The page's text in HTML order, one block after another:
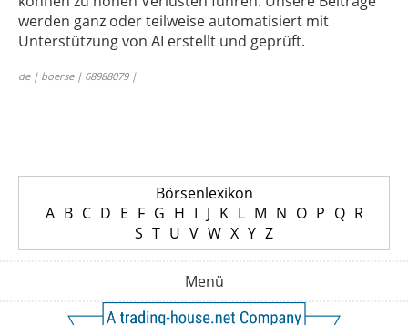
werden ganz oder teilweise automatisiert mit
Unterstützung von AI erstellt und geprüft.
de | boerse | 68988079 |
Börsenlexikon
A B C D E F G H I J K L M N O P Q R
S T U V W X Y Z
Menü